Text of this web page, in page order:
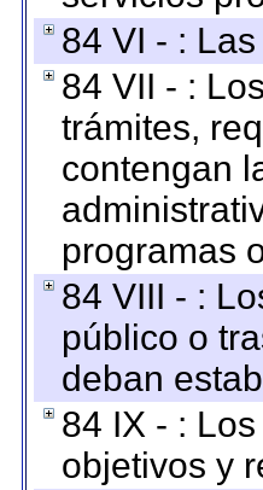
84 VI - :
84 VII - :
trámites,
contengan
programas
84 VIII - :
público o
deban
84 IX - :
objetivos y